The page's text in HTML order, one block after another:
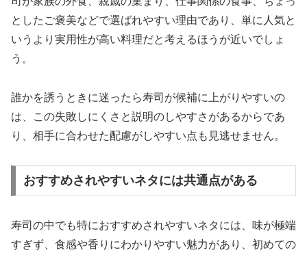
としたご褒美などで選ばれやすい理由であり、単に人気と
いうより実用性が高い料理だと考えるほうが近いでしょ
う。
誰かを誘うときに迷ったら寿司が候補に上がりやすいの
は、この失敗しにくさと説明のしやすさがあるからであ
り、相手に合わせた配慮がしやすい点も見逃せません。
おすすめされやすいネタには共通点がある
寿司の中でも特におすすめされやすいネタには、味が極端
すぎず、食感や香りにわかりやすい魅力があり、初めての